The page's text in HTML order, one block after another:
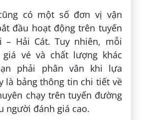
có một số đơn vị vận
đầu hoạt động trên tuyến
– Hải Cát. Tuy nhiên, mỗi
vé và chất lượng khác
phải phân vân khi lựa
là bảng thông tin chi tiết về
chạy trên tuyến đường
người đánh giá cao.